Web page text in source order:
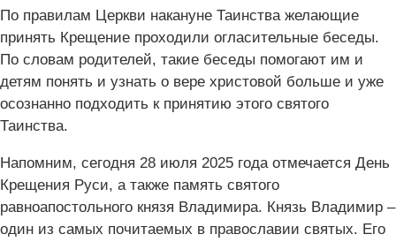
По правилам Церкви накануне Таинства желающие
принять Крещение проходили огласительные беседы.
По словам родителей, такие беседы помогают им и
детям понять и узнать о вере христовой больше и уже
осознанно подходить к принятию этого святого
Таинства.
Напомним, сегодня 28 июля 2025 года отмечается День
Крещения Руси, а также память святого
равноапостольного князя Владимира. Князь Владимир –
один из самых почитаемых в православии святых. Его